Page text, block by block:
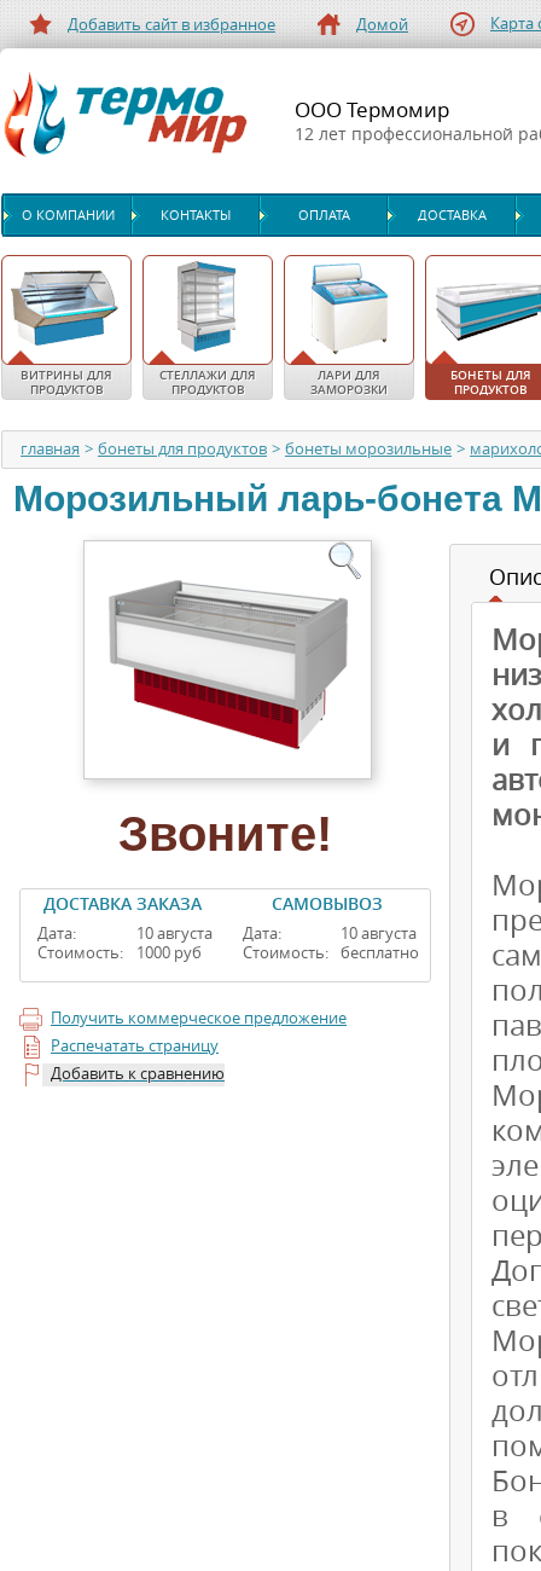
Добавить сайт в избранное Домой Карта
ООО Термомир
12 лет профессиональной
О КОМПАНИИ КОНТАКТЫ ОПЛАТА ДОСТАВКА
ВИТРИНЫ ДЛЯ
ПРОДУКТОВ
СТЕЛЛАЖИ ДЛЯ
ПРОДУКТОВ
ЛАРИ ДЛЯ
ЗАМОРОЗКИ
БОНЕТЫ ДЛЯ
ПРОДУКТОВ
главная > бонеты для продуктов > бонеты морозильные >
Морозильный ларь-бонета
Звоните!
ДОСТАВКА ЗАКАЗА
Дата:
Стоимость:
10 августа
1000 руб
САМОВЫВОЗ
Дата:
Стоимость:
10 августа
бесплатно
Получить коммерческое предложение
Распечатать страницу
Добавить к сравнению
и
в